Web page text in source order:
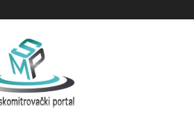
Sremskomitrovački
portal